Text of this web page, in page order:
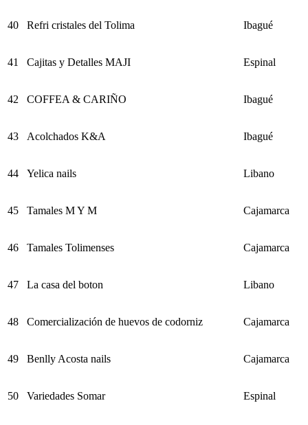
40 Refri cristales del Tolima Ibagué
41 Cajitas y Detalles MAJI Espinal
42 COFFEA & CARIÑO Ibagué
43 Acolchados K&A Ibagué
44 Yelica nails Libano
45 Tamales M Y M Cajamarca
46 Tamales Tolimenses Cajamarca
47 La casa del boton Libano
48 Comercialización de huevos de codorniz Cajamarca
49 Benlly Acosta nails Cajamarca
50 Variedades Somar Espinal